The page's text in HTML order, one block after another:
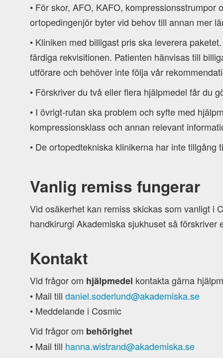
• För skor, AFO, KAFO,
ortopedingenjör byter vid behov till annan mer
• Kliniken med billigast pris ska leverera
färdiga rekvisitionen. Patienten hänvisas till
utförare och behöver inte följa vår
• Förskriver du två eller flera hjälpmedel får du
• I övrigt-rutan ska problem och syfte med
kompressionsklass och annan relevant
• De ortopedtekniska klinikerna har inte tillgång
Vanlig remiss fungerar
Vid osäkerhet kan remiss skickas som vanligt i
handkirurgi Akademiska sjukhuset så
Kontakt
Vid frågor om hjälpmedel kontakta gärna
• Mail till daniel.soderlund@akademiska.se
• Meddelande i Cosmic
Vid frågor om behörighet
• Mail till hanna.wistrand@akademiska.se